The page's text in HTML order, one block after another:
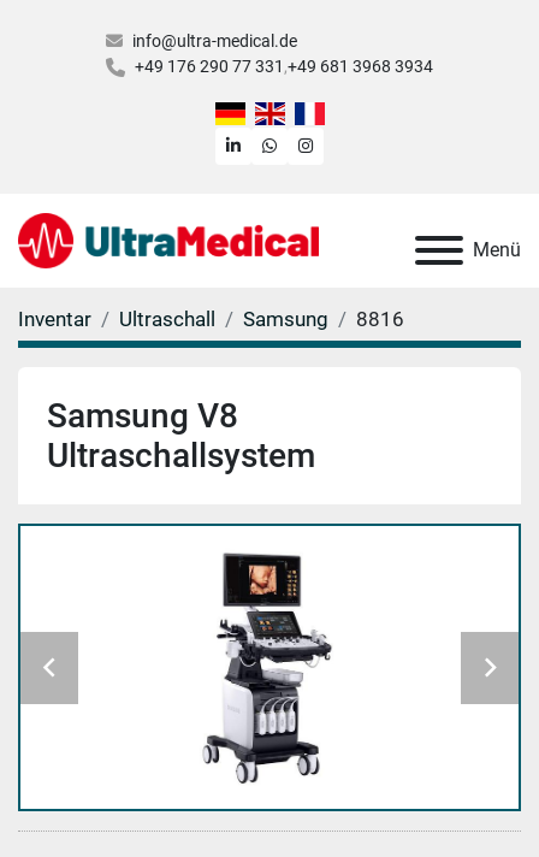
info@ultra-medical.de
+49 176 290 77 331 +49 681 3968 3934
linkedinwhatsappinstagram
Menü
Inventar Ultraschall Samsung 8816
Samsung V8
Ultraschallsystem